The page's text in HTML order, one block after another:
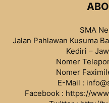
SMA
Jalan Pahlawan Kusuma
Kediri –
Nomer
Nomer
E-Mail :
Facebook : https://